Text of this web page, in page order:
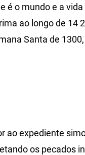
é o mundo e a
ao longo de
Santa de
ao expediente
os pecados